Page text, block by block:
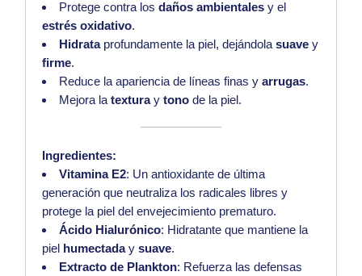
Protege contra losdaños ambientales y el
estrés oxidativo.
Hidrataprofundamente la piel, dejándolasuave y
firme.
Reduce la apariencia de líneas finas yarrugas.
Mejora latexturaytono de la piel.
Ingredientes:
Vitamina E2: Un antioxidante de última
generación que neutraliza los radicales libres y
protege la piel del envejecimiento prematuro.
Ácido Hialurónico: Hidratante que mantiene la
piel humectadaysuave.
Extracto de Plankton: Refuerza las defensas